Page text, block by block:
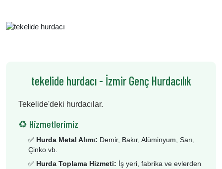
tekelide hurdacı - İzmir Genç Hurdacılık
Tekelide'deki hurdacılar.
♻️ Hizmetlerimiz
✅ Hurda Metal Alımı: Demir, Bakır, Alüminyum, Sarı,
Çinko vb.
✅ Hurda Toplama Hizmeti: İş yeri, fabrika ve evlerden